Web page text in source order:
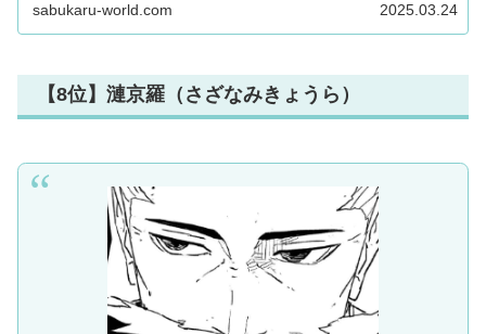
sabukaru-world.com 2025.03.24
【8位】漣京羅（さざなみきょうら）